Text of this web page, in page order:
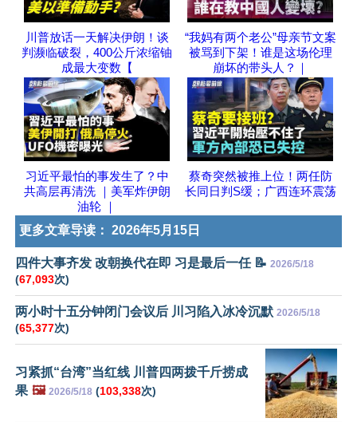
川普放话一天解决伊朗！谈
判濒临破裂，400公斤浓缩铀
成最大变数【
“我妈有两个老公”母亲节文案
被骂到下架！谁是这场伦理
崩坏的带头人？｜
习近平最怕的事发生了？中
共高层再清洗 ｜美军炸伊朗
油轮 ｜
蔡奇突然被推上位！两任防
长同日判S缓；广西连环震荡
更多文章导读： 2026年5月15日
四件大事齐发 改朝换代在即 习是最后一任 📝 2026/5/18
(67,093次)
两小时十五分钟闭门会议后 川习陷入冰冷沉默 2026/5/18
(65,377次)
习紧抓“台湾”当红线 川普四两拨千斤捞成
果 🖼️ 2026/5/18 (103,338次)